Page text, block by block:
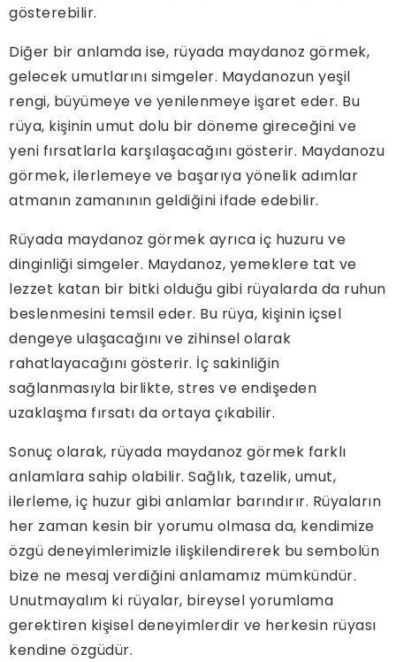
gösterebilir.
Diğer bir anlamda ise, rüyada maydanoz görmek,
gelecek umutlarını simgeler. Maydanozun yeşil
rengi, büyümeye ve yenilenmeye işaret eder. Bu
rüya, kişinin umut dolu bir döneme gireceğini ve
yeni fırsatlarla karşılaşacağını gösterir. Maydanozu
görmek, ilerlemeye ve başarıya yönelik adımlar
atmanın zamanının geldiğini ifade edebilir.
Rüyada maydanoz görmek ayrıca iç huzuru ve
dinginliği simgeler. Maydanoz, yemeklere tat ve
lezzet katan bir bitki olduğu gibi rüyalarda da ruhun
beslenmesini temsil eder. Bu rüya, kişinin içsel
dengeye ulaşacağını ve zihinsel olarak
rahatlayacağını gösterir. İç sakinliğin
sağlanmasıyla birlikte, stres ve endişeden
uzaklaşma fırsatı da ortaya çıkabilir.
Sonuç olarak, rüyada maydanoz görmek farklı
anlamlara sahip olabilir. Sağlık, tazelik, umut,
ilerleme, iç huzur gibi anlamlar barındırır. Rüyaların
her zaman kesin bir yorumu olmasa da, kendimize
özgü deneyimlerimizle ilişkilendirerek bu sembolün
bize ne mesaj verdiğini anlamamız mümkündür.
Unutmayalım ki rüyalar, bireysel yorumlama
gerektiren kişisel deneyimlerdir ve herkesin rüyası
kendine özgüdür.